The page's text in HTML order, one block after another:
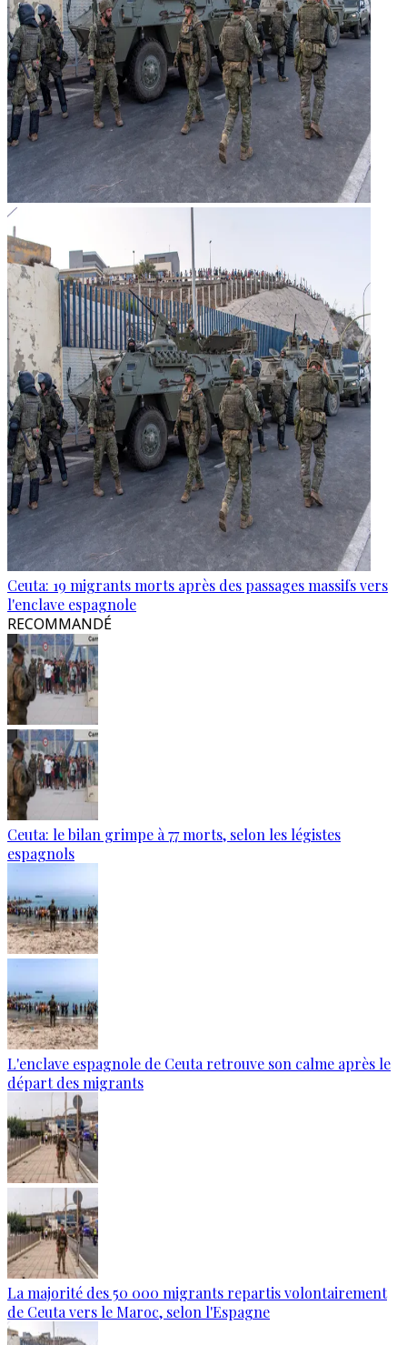
Ceuta: 19 migrants morts après des passages massifs vers
l'enclave espagnole
RECOMMANDÉ
Ceuta: le bilan grimpe à 77 morts, selon les légistes
espagnols
L'enclave espagnole de Ceuta retrouve son calme après le
départ des migrants
La majorité des 50 000 migrants repartis volontairement
de Ceuta vers le Maroc, selon l'Espagne